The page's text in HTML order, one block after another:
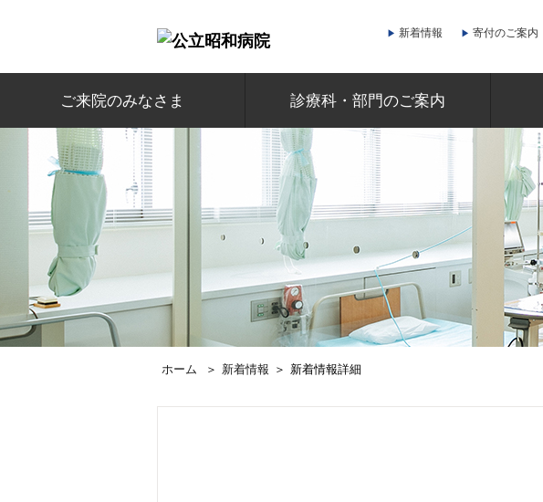
新着情報 寄付のご案内
ご来院のみなさま 診療科・部門のご案内
ホーム ＞ 新着情報 ＞ 新着情報詳細